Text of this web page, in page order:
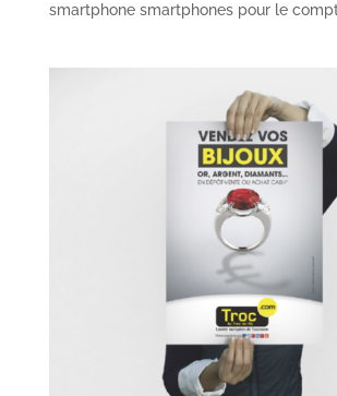
smartphone smartphones pour le